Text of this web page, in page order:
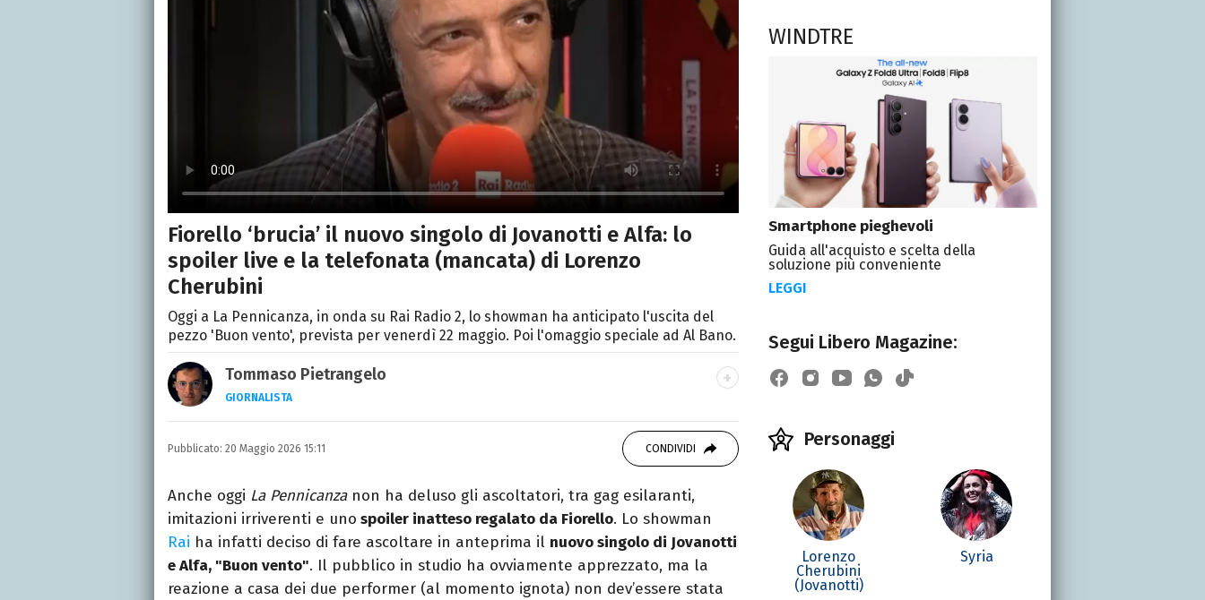
Fiorello ‘brucia’ il nuovo singolo di Jovanotti e Alfa: lo
spoiler live e la telefonata (mancata) di Lorenzo
Cherubini
Oggi a La Pennicanza, in onda su Rai Radio 2, lo showman ha anticipato l'uscita del
pezzo 'Buon vento', prevista per venerdì 22 maggio. Poi l'omaggio speciale ad Al Bano.
Tommaso Pietrangelo
GIORNALISTA
Autore, giornalista, cantautore. Laureato in Letterature Straniere, è
appassionato di cinema, poesia e Shakespeare. Scrive canzoni e ama i
Pubblicato: 20 Maggio 2026 15:11 CONDIVIDI
Anche oggi La Pennicanzanon ha deluso gli ascoltatori, tra gag esilaranti,
imitazioni irriverenti e uno spoiler inatteso regalato da Fiorello. Lo showman
Rai ha infatti deciso di fare ascoltare in anteprima il nuovo singolo di Jovanotti
e Alfa, "Buon vento". Il pubblico in studio ha ovviamente apprezzato, ma la
reazione a casa dei due performer (al momento ignota) non dev’essere stata
WINDTRE
Smartphone pieghevoli
Guida all'acquisto e scelta della
soluzione più conveniente
LEGGI
Segui Libero Magazine:
Personaggi
Lorenzo
Cherubini
(Jovanotti)
Syria